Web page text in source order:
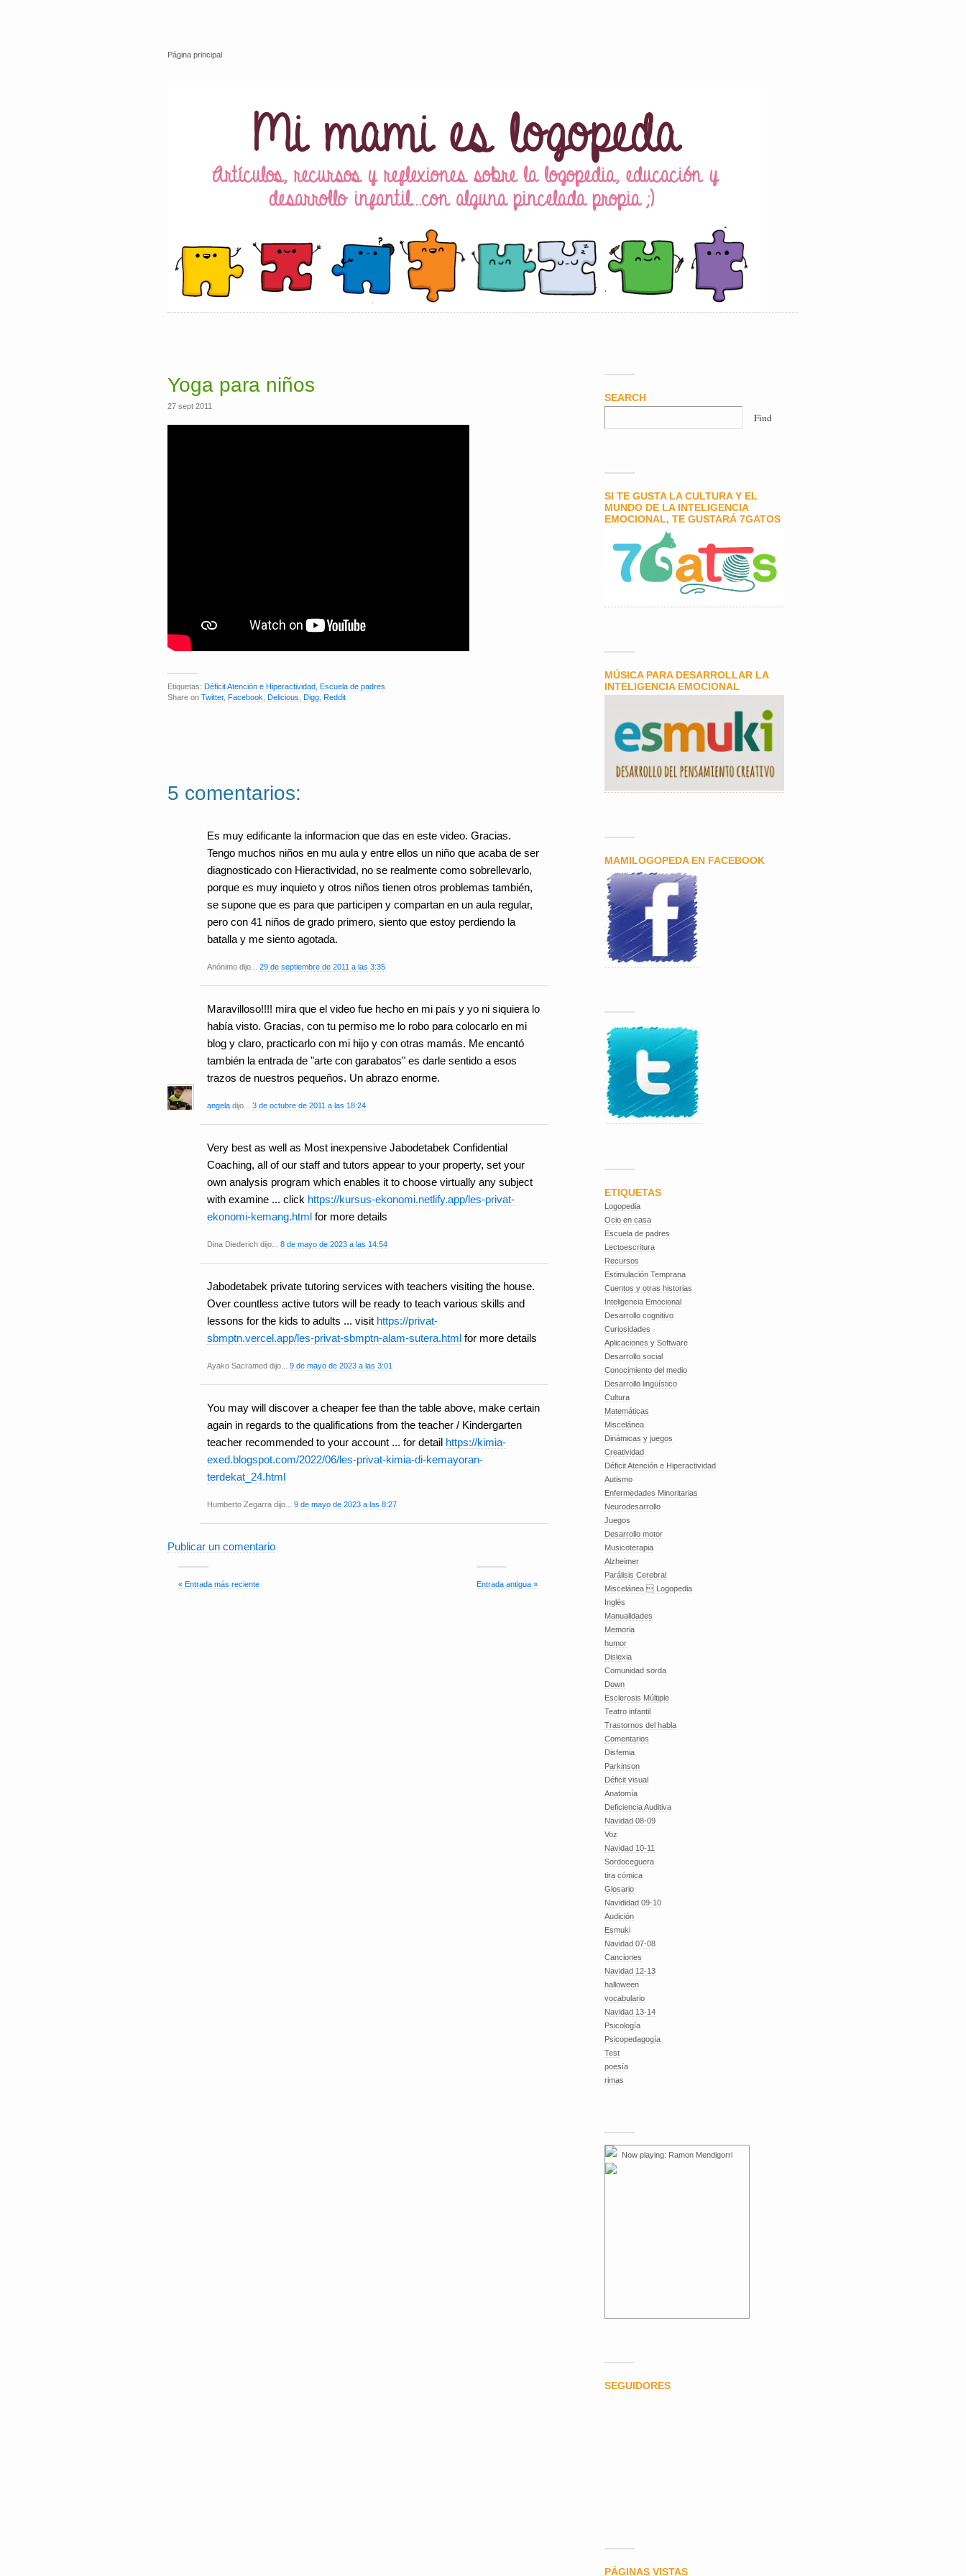
Página principal
Yoga para niños
27 sept 2011
Etiquetas: Déficit Atención e Hiperactividad Escuela de padres
Share on Twitter, Facebook Delicious Digg Reddit
5 comentarios:
Es muy edificante la informacion que das en este video. Gracias.
Tengo muchos niños en mu aula y entre ellos un niño que acaba de ser
diagnosticado con Hieractividad, no se realmente como sobrellevarlo,
porque es muy inquieto y otros niños tienen otros problemas también,
se supone que es para que participen y compartan en un aula regular,
pero con 41 niños de grado primero, siento que estoy perdiendo la
batalla y me siento agotada.
Anónimo dijo... 29 de septiembre de 2011 a las 3:35
Maravilloso!!!! mira que el video fue hecho en mi país y yo ni siquiera lo
había visto. Gracias, con tu permiso me lo robo para colocarlo en mi
blog y claro, practicarlo con mi hijo y con otras mamás. Me encantó
también la entrada de "arte con garabatos" es darle sentido a esos
trazos de nuestros pequeños. Un abrazo enorme.
angela dijo... 3 de octubre de 2011 a las 18:24
Very best as well as Most inexpensive Jabodetabek Confidential
Coaching, all of our staff and tutors appear to your property, set your
own analysis program which enables it to choose virtually any subject
with examine ... click https://kursus-ekonomi.netlify.app/les-privat-
ekonomi-kemang.html for more details
Dina Diederich dijo... 8 de mayo de 2023 a las 14:54
Jabodetabek private tutoring services with teachers visiting the house.
Over countless active tutors will be ready to teach various skills and
lessons for the kids to adults ... visit https://privat-
sbmptn.vercel.app/les-privat-sbmptn-alam-sutera.html for more details
Ayako Sacramed dijo... 9 de mayo de 2023 a las 3:01
You may will discover a cheaper fee than the table above, make certain
again in regards to the qualifications from the teacher / Kindergarten
teacher recommended to your account ... for detail https://kimia-
exed.blogspot.com/2022/06/les-privat-kimia-di-kemayoran-
terdekat_24.html
Humberto Zegarra dijo... 9 de mayo de 2023 a las 8:27
Publicar un comentario
« Entrada más reciente Entrada antigua »
SEARCH
SI TE GUSTA LA CULTURA Y EL
MUNDO DE LA INTELIGENCIA
EMOCIONAL, TE GUSTARÁ 7GATOS
MÚSICA PARA DESARROLLAR LA
INTELIGENCIA EMOCIONAL
MAMILOGOPEDA EN FACEBOOK
ETIQUETAS
Logopedia
Ocio en casa
Escuela de padres
Lectoescritura
Recursos
Estimulación Temprana
Cuentos y otras historias
Inteligencia Emocional
Desarrollo cognitivo
Curiosidades
Aplicaciones y Software
Desarrollo social
Conocimiento del medio
Desarrollo lingüístico
Cultura
Matemáticas
Miscelánea
Dinámicas y juegos
Creatividad
Déficit Atención e Hiperactividad
Autismo
Enfermedades Minoritarias
Neurodesarrollo
Juegos
Desarrollo motor
Musicoterapia
Alzheimer
Parálisis Cerebral
Miscelánea  Logopedia
Inglés
Manualidades
Memoria
humor
Dislexia
Comunidad sorda
Down
Esclerosis Múltiple
Teatro infantil
Trastornos del habla
Comentarios
Disfemia
Parkinson
Déficit visual
Anatomía
Deficiencia Auditiva
Navidad 08-09
Voz
Navidad 10-11
Sordoceguera
tira cómica
Glosario
Navididad 09-10
Audición
Esmuki
Navidad 07-08
Canciones
Navidad 12-13
halloween
vocabulario
Navidad 13-14
Psicología
Psicopedagogía
Test
poesía
rimas
Now playing: Ramon Mendigorri
SEGUIDORES
PÁGINAS VISTAS